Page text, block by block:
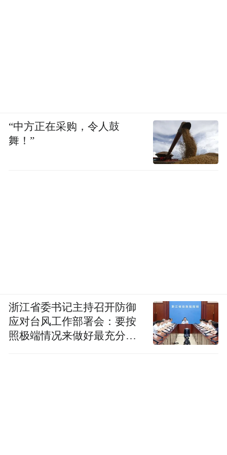
“中方正在采购，令人鼓
舞！”
浙江省委书记主持召开防御
应对台风工作部署会：要按
照极端情况来做好最充分的